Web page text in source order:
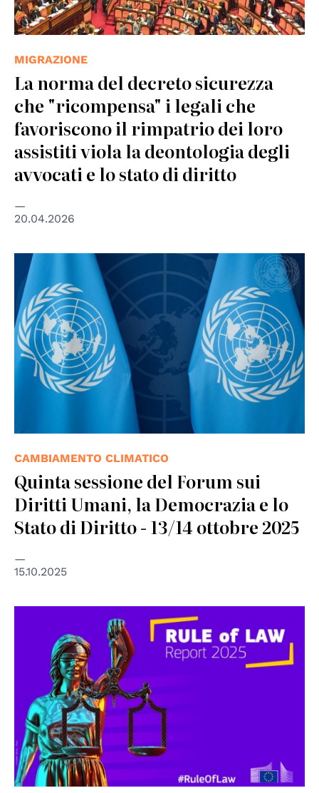
MIGRAZIONE
La norma del decreto sicurezza
che "ricompensa" i legali che
favoriscono il rimpatrio dei loro
assistiti viola la deontologia degli
avvocati e lo stato di diritto
20.04.2026
© UN photos
CAMBIAMENTO CLIMATICO
Quinta sessione del Forum sui
Diritti Umani, la Democrazia e lo
Stato di Diritto - 13/14 ottobre 2025
15.10.2025
© Copyright Adobe Stock - Paul